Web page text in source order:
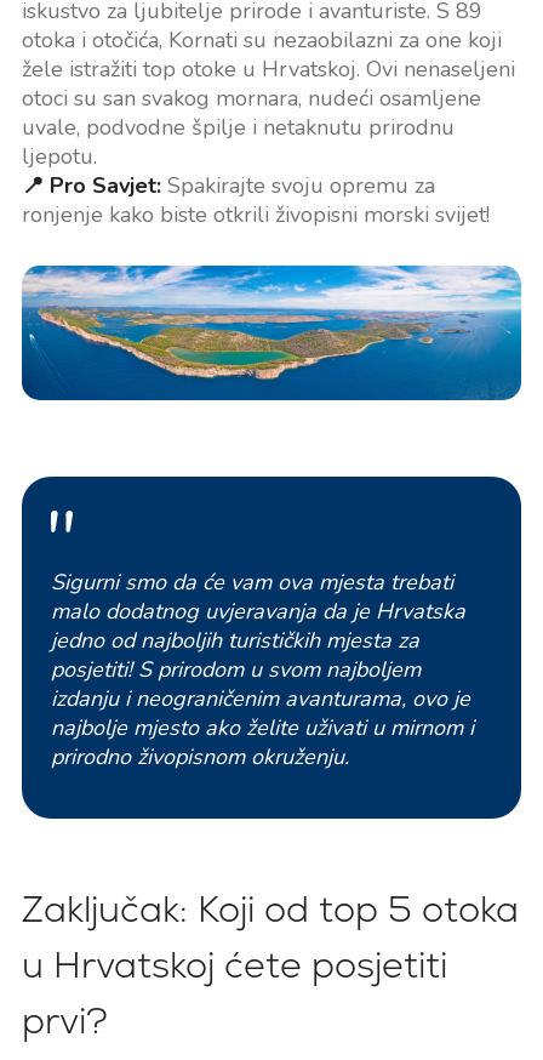
iskustvo za ljubitelje prirode i avanturiste. S 89
otoka i otočića, Kornati su nezaobilazni za one koji
žele istražiti top otoke u Hrvatskoj. Ovi nenaseljeni
otoci su san svakog mornara, nudeći osamljene
uvale, podvodne špilje i netaknutu prirodnu
ljepotu.
📍 Pro Savjet:Spakirajte svoju opremu za
ronjenje kako biste otkrili živopisni morski svijet!
Sigurni smo da će vam ova mjesta trebati
malo dodatnog uvjeravanja da je Hrvatska
jedno od najboljih turističkih mjesta za
posjetiti! S prirodom u svom najboljem
izdanju i neograničenim avanturama, ovo je
najbolje mjesto ako želite uživati u mirnom i
prirodno živopisnom okruženju.
Zaključak: Koji od top 5 otoka
u Hrvatskoj ćete posjetiti
prvi?